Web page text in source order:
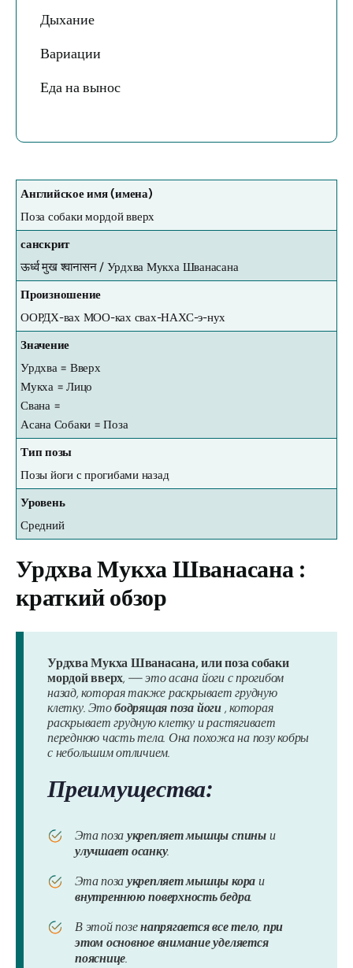
Дыхание
Вариации
Еда на вынос
Английское имя (имена)
Поза собаки мордой вверх
санскрит
ऊर्ध्व मुख श्वानासन / Урдхва Мукха Шванасана
Произношение
ООРДХ-вах МОО-ках свах-НАХС-э-нух
Значение
Урдхва = Вверх
Мукха = Лицо
Свана =
Асана Собаки = Поза
Тип позы
Позы йоги с прогибами назад
Уровень
Средний
Урдхва Мукха Шванасана :
краткий обзор
Урдхва Мукха Шванасана, или поза собаки
мордой вверх, — это асана йоги с прогибом
назад, которая также раскрывает грудную
клетку. Этободрящая поза йоги, которая
раскрывает грудную клетку и растягивает
переднюю часть тела. Она похожа на позу кобры
с небольшим отличием.
Преимущества:
Эта поза укрепляет мышцы спиныи
улучшает осанку.
Эта поза укрепляет мышцы кора и
внутреннюю поверхность бедра.
В этой позенапрягается все тело, при
этом основное внимание уделяется
пояснице.